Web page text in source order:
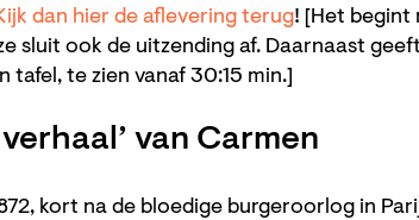
dan hier de aflevering terug! [Het begint
sluit ook de uitzending af. Daarnaast
te zien vanaf 30:15 min.]
van Carmen
kort na de bloedige burgeroorlog in